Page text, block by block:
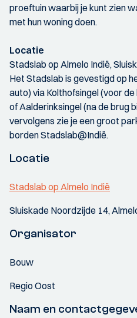
proeftuin waarbij je kunt zien
met hun woning doen.
Locatie
Stadslab op Almelo Indië,
Het Stadslab is gevestigd op
auto) via Kolthofsingel (voor
of Aalderinksingel (na de brug
vervolgens zie je een groot
borden Stadslab@Indië.
Locatie
Stadslab op Almelo Indië
Sluiskade Noordzijde 14,
Organisator
Bouw
Regio Oost
Naam en